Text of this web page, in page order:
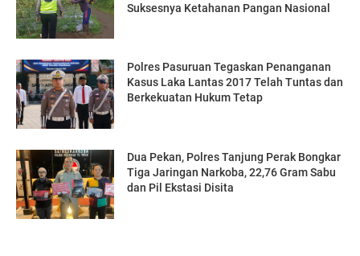
Suksesnya Ketahanan Pangan Nasional
Polres Pasuruan Tegaskan Penanganan
Kasus Laka Lantas 2017 Telah Tuntas dan
Berkekuatan Hukum Tetap
Dua Pekan, Polres Tanjung Perak Bongkar
Tiga Jaringan Narkoba, 22,76 Gram Sabu
dan Pil Ekstasi Disita